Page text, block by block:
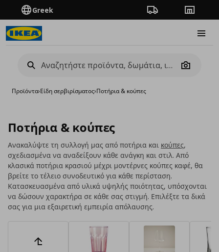
Greek Πορεία παραγγελίας
Camera
Προϊόντα›Είδη σερβιρίσματος›Ποτήρια & κούπες
Ποτήρια & κούπες
Ανακαλύψτε τη συλλογή μας από ποτήρια και κούπες,
σχεδιασμένα να αναδείξουν κάθε ανάγκη και στιλ. Από
κλασικά ποτήρια κρασιού μέχρι μοντέρνες κούπες καφέ, θα
βρείτε το τέλειο συνοδευτικό για κάθε περίσταση.
Κατασκευασμένα από υλικά υψηλής ποιότητας, υπόσχονται
να δώσουν χαρακτήρα σε κάθε σας στιγμή. Επιλέξτε τα δικά
σας για μια εξαιρετική εμπειρία απόλαυσης.